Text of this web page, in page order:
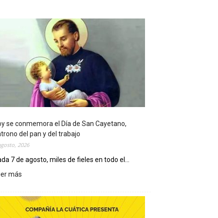
se conmemora el Día de San Cayetano,
del pan y del trabajo
2026
7 de agosto, miles de fieles en todo el...
más
o